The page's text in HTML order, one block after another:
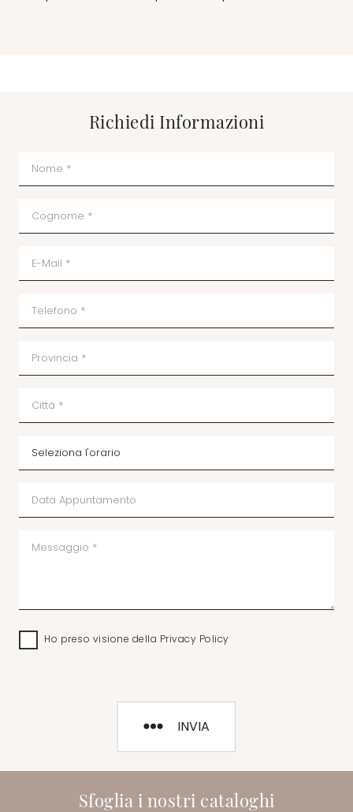
Sfoglia i nostri cataloghi
Richiedi Informazioni
Ho preso visione della Privacy Policy
INVIA